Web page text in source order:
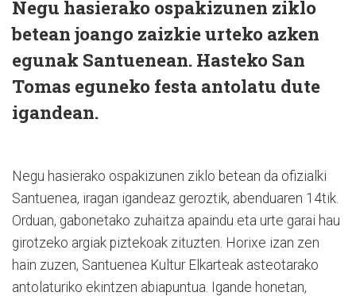
Negu hasierako ospakizunen ziklo
betean joango zaizkie urteko azken
egunak Santuenean. Hasteko San
Tomas eguneko festa antolatu dute
igandean.
Negu hasierako ospakizunen ziklo betean da ofizialki
Santuenea, iragan igandeaz geroztik, abenduaren 14tik.
Orduan, gabonetako zuhaitza apaindu eta urte garai hau
girotzeko argiak piztekoak zituzten. Horixe izan zen
hain zuzen, Santuenea Kultur Elkarteak asteotarako
antolaturiko ekintzen abiapuntua. Igande honetan,